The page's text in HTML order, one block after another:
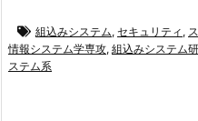
組込みシステム, セキュリティ ,
情報システム学専攻, 組込みシステム
ステム系